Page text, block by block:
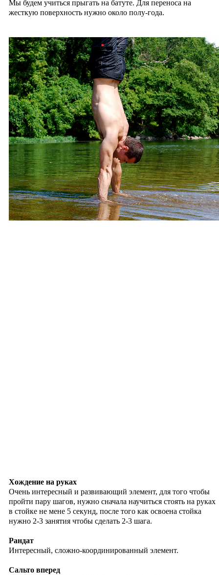
Мы будем учиться прыгать на батуте. Для переноса на
жесткую поверхность нужно около полу-года.
Хождение на руках
Очень интересный и развивающий элемент, для того чтобы
пройти пару шагов, нужно сначала научиться стоять на руках
в стойке не мене 5 секунд, после того как освоена стойка
нужно 2-3 занятия чтобы сделать 2-3 шага.
Рандат
Интересный, сложно-координированный элемент.
Сальто вперед